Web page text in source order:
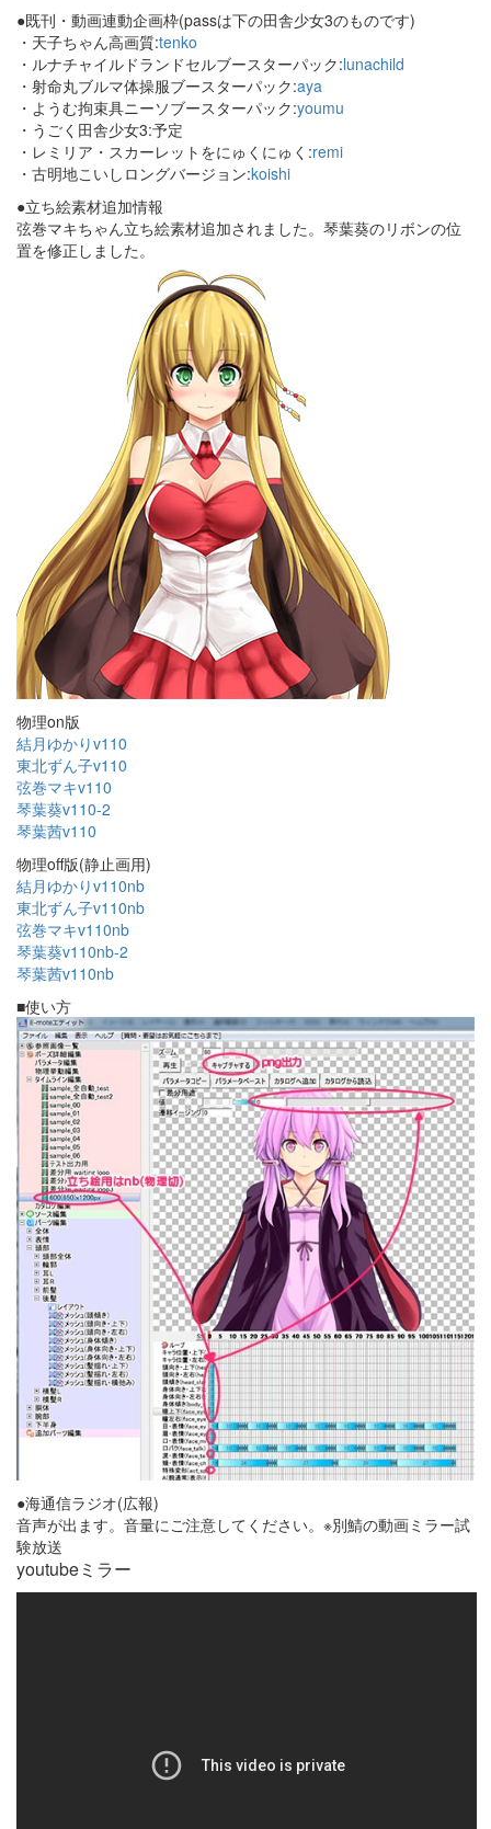
●既刊・動画連動企画枠(passは下の田舎少女3のものです)
・天子ちゃん高画質:tenko
・ルナチャイルドランドセルブースターパック:lunachild
・射命丸ブルマ体操服ブースターパック:aya
・ようむ拘束具ニーソブースターパック:youmu
・うごく田舎少女3:予定
・レミリア・スカーレットをにゅくにゅく:remi
・古明地こいしロングバージョン:koishi
●立ち絵素材追加情報
弦巻マキちゃん立ち絵素材追加されました。琴葉葵のリボンの位
置を修正しました。
物理on版
結月ゆかりv110
東北ずん子v110
弦巻マキv110
琴葉葵v110-2
琴葉茜v110
物理off版(静止画用)
結月ゆかりv110nb
東北ずん子v110nb
弦巻マキv110nb
琴葉葵v110nb-2
琴葉茜v110nb
■使い方
●海通信ラジオ(広報)
音声が出ます。音量にご注意してください。※別鯖の動画ミラー試
験放送
youtubeミラー